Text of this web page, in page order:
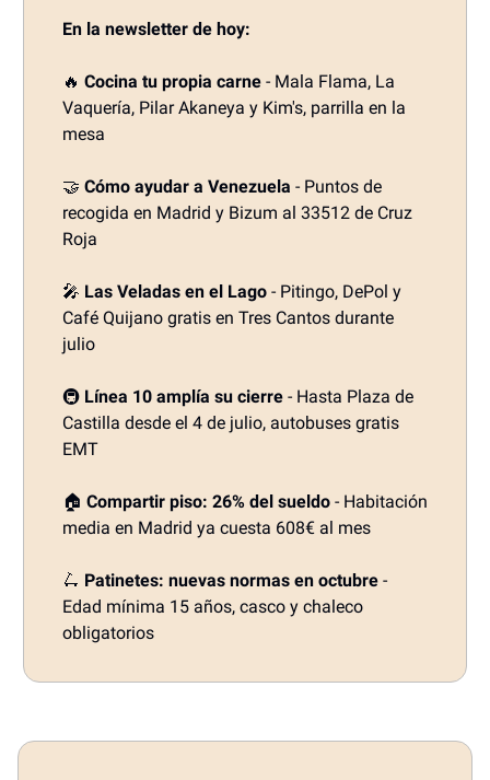
En la newsletter de hoy:
🔥 Cocina tu propia carne - Mala Flama, La
Vaquería, Pilar Akaneya y Kim's, parrilla en la
mesa
🤝 Cómo ayudar a Venezuela - Puntos de
recogida en Madrid y Bizum al 33512 de Cruz
Roja
🎤 Las Veladas en el Lago - Pitingo, DePol y
Café Quijano gratis en Tres Cantos durante
julio
🚇 Línea 10 amplía su cierre - Hasta Plaza de
Castilla desde el 4 de julio, autobuses gratis
EMT
🏠 Compartir piso: 26% del sueldo - Habitación
media en Madrid ya cuesta 608€ al mes
🛴 Patinetes: nuevas normas en octubre -
Edad mínima 15 años, casco y chaleco
obligatorios